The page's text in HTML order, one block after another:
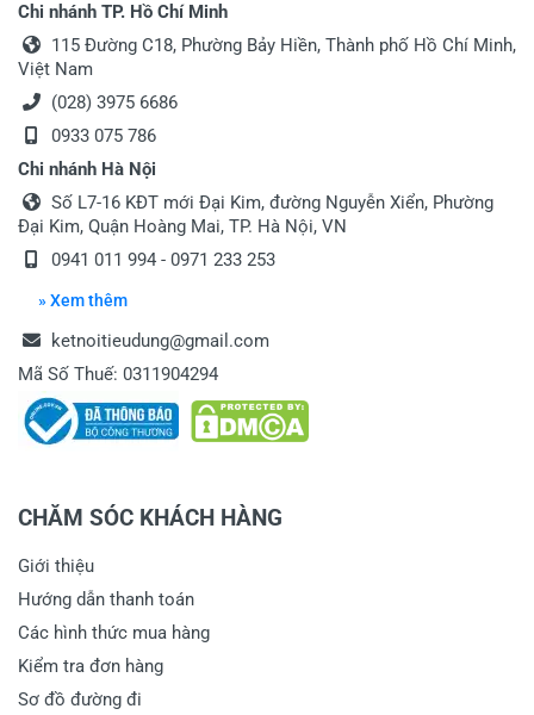
Chi nhánh TP. Hồ Chí Minh
115 Đường C18, Phường Bảy Hiền, Thành phố Hồ Chí Minh,
Việt Nam
(028) 3975 6686
0933 075 786
Chi nhánh Hà Nội
Số L7-16 KĐT mới Đại Kim, đường Nguyễn Xiển, Phường
Đại Kim, Quận Hoàng Mai, TP. Hà Nội, VN
0941 011 994 - 0971 233 253
» Xem thêm
ketnoitieudung@gmail.com
Mã Số Thuế: 0311904294
CHĂM SÓC KHÁCH HÀNG
Giới thiệu
Hướng dẫn thanh toán
Các hình thức mua hàng
Kiểm tra đơn hàng
Sơ đồ đường đi